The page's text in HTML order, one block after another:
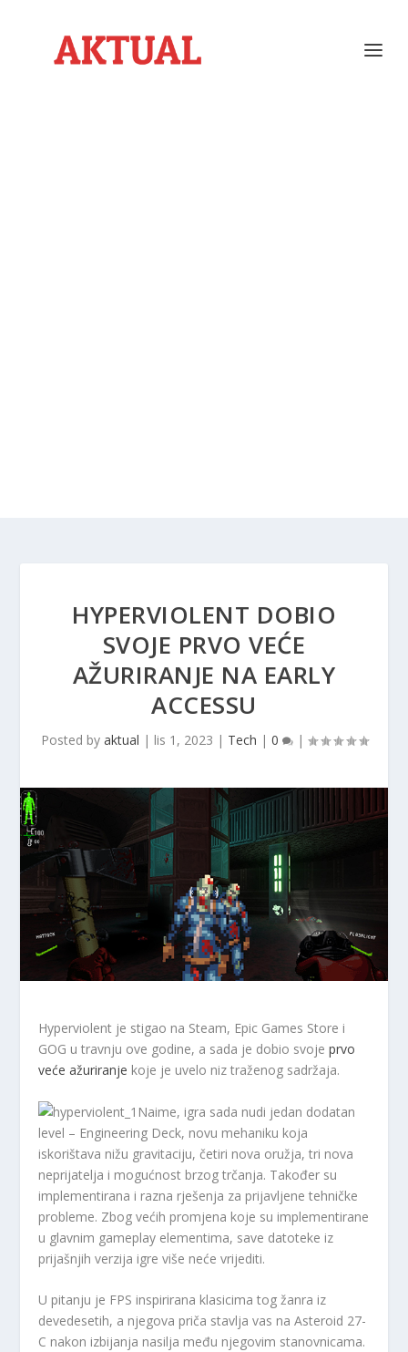
HYPERVIOLENT DOBIO
SVOJE PRVO VEĆE
AŽURIRANJE NA EARLY
ACCESSU
Posted by aktual | lis 1, 2023 | Tech | 0 |
Hyperviolent je stigao na Steam, Epic Games Store i
GOG u travnju ove godine, a sada je dobio svojeprvo
veće ažuriranje koje je uvelo niz traženog sadržaja.
Naime, igra sada nudi jedan dodatan
level – Engineering Deck, novu mehaniku koja
iskorištava nižu gravitaciju, četiri nova oružja, tri nova
neprijatelja i mogućnost brzog trčanja. Također su
implementirana i razna rješenja za prijavljene tehničke
probleme. Zbog većih promjena koje su implementirane
u glavnim gameplay elementima, save datoteke iz
prijašnjih verzija igre više neće vrijediti.
U pitanju je FPS inspirirana klasicima tog žanra iz
devedesetih, a njegova priča stavlja vas na Asteroid 27-
C nakon izbijanja nasilja među njegovim stanovnicama.